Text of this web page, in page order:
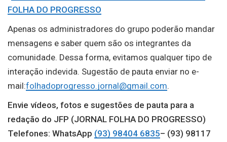
FOLHA DO PROGRESSO
Apenas os administradores do grupo poderão mandar
mensagens e saber quem são os integrantes da
comunidade. Dessa forma, evitamos qualquer tipo de
interação indevida. Sugestão de pauta enviar no e-
mail:folhadoprogresso.jornal@gmail.com.
Envie vídeos, fotos e sugestões de pauta para a
redação do JFP (JORNAL FOLHA DO PROGRESSO)
Telefones: WhatsApp (93) 98404 6835– (93) 98117